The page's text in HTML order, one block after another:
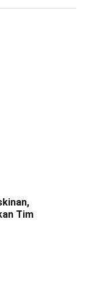
Tim